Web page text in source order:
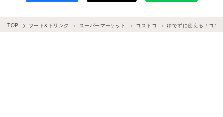
TOP フード&ドリンク スーパーマーケット コストコ ゆでずに使える！コス